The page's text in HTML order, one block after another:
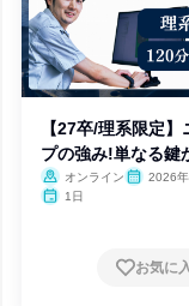
【27卒/理系限定
プの強み!単なる鍵
オンライン
2026
1日
お気に